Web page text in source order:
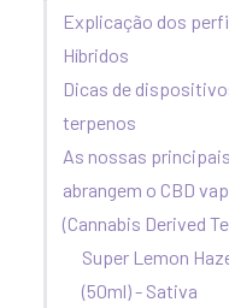
Explicação dos
Híbridos
Dicas de
terpenos
As nossas
abrangem o CBD
(Cannabis Derived
Super Lemon
(50ml) - Sativa